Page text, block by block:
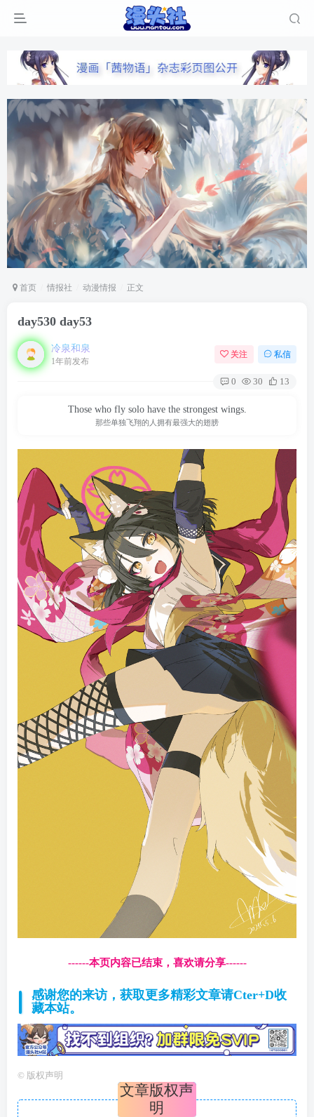
首页 情报社 动漫情报 正文
day530 day53
冷泉和泉
1年前发布
关注 私信
0 30 13
Those who fly solo have the strongest wings.
那些单独飞翔的人拥有最强大的翅膀
------本页内容已结束，喜欢请分享------
感谢您的来访，获取更多精彩文章请Cter+D收
藏本站。
© 版权声明
文章版权声
明